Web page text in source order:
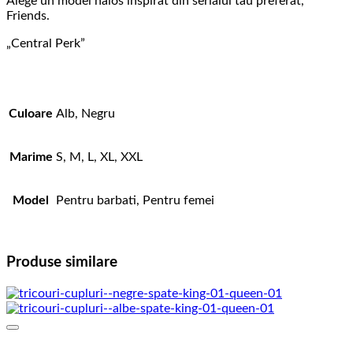
Friends.
„Central Perk”
Culoare Alb, Negru
Marime S, M, L, XL, XXL
Model Pentru barbati, Pentru femei
Produse similare